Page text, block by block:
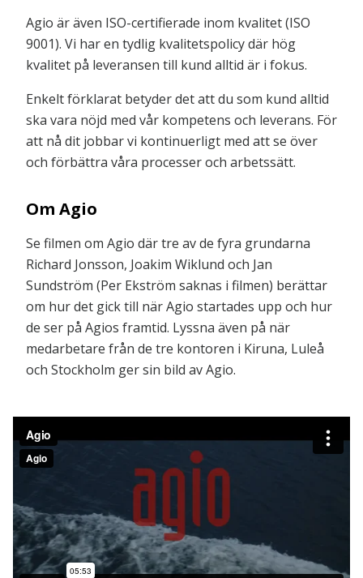
Agio är även ISO-certifierade inom kvalitet (ISO
9001). Vi har en tydlig kvalitetspolicy där hög
kvalitet på leveransen till kund alltid är i fokus.
Enkelt förklarat betyder det att du som kund alltid
ska vara nöjd med vår kompetens och leverans. För
att nå dit jobbar vi kontinuerligt med att se över
och förbättra våra processer och arbetssätt.
Om Agio
Se filmen om Agio där tre av de fyra grundarna
Richard Jonsson, Joakim Wiklund och Jan
Sundström (Per Ekström saknas i filmen) berättar
om hur det gick till när Agio startades upp och hur
de ser på Agios framtid. Lyssna även på när
medarbetare från de tre kontoren i Kiruna, Luleå
och Stockholm ger sin bild av Agio.